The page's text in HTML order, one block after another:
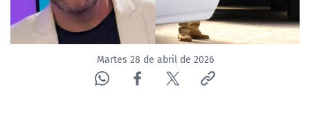
CANAL DE DENUNCIAS
ÁREA DE PROYECTOS
Martes 28 de abril de 2026